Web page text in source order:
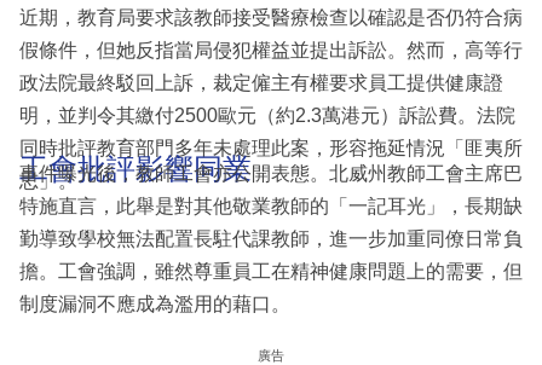
近期，教育局要求該教師接受醫療檢查以確認是否仍符合病
假條件，但她反指當局侵犯權益並提出訴訟。然而，高等行
政法院最終駁回上訴，裁定僱主有權要求員工提供健康證
明，並判令其繳付2500歐元（約2.3萬港元）訴訟費。法院
同時批評教育部門多年未處理此案，形容拖延情況「匪夷所
思」。
工會批評影響同業
事件曝光後，教師工會亦公開表態。北威州教師工會主席巴
特施直言，此舉是對其他敬業教師的「一記耳光」，長期缺
勤導致學校無法配置長駐代課教師，進一步加重同僚日常負
擔。工會強調，雖然尊重員工在精神健康問題上的需要，但
制度漏洞不應成為濫用的藉口。
廣告